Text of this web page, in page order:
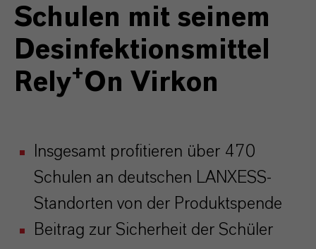
Schulen mit seinem
Desinfektionsmittel
Rely+On Virkon
Insgesamt profitieren über 470
Schulen an deutschen LANXESS-
Standorten von der Produktspende
Beitrag zur Sicherheit der Schüler